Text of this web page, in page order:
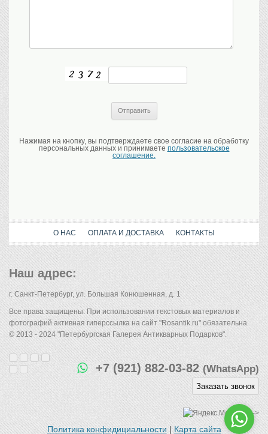
Нажимая на кнопку, вы подтверждаете свое согласие на обработку
персональных данных и принимаете пользовательское
соглашение.
О НАС ОПЛАТА И ДОСТАВКА КОНТАКТЫ
Наш адрес:
г. Санкт-Петербург, ул. Большая Конюшенная, д. 1
Все права защищены. При использовании текстовых материалов и
фотографий активная гиперссылка на сайт "Rosantik.ru" обязательна.
© 2013 - 2024 "Петербургская Галерея Антикварных Подарков".
+7 (921) 882-03-82(WhatsApp)
Заказать звонок
-->
Политика конфидициальности| Карта сайта